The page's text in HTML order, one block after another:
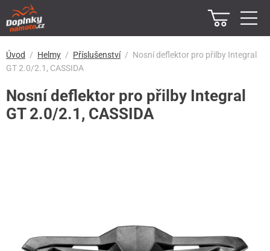
Úvod Helmy Příslušenství
Nosní deflektor pro přilby Integral
GT 2.0/2.1, CASSIDA
Nosní deflektor pro přilby Integral
GT 2.0/2.1, CASSIDA